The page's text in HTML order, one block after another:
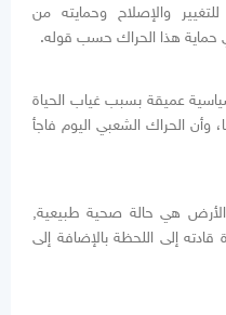
والإصلاح وحمايته من
حماية هذا الحراك حسب قوله.
عميقة بسبب غياب الحياة
وأن الحراك الشعبي اليوم فاجأ
الأرض هي حالة صحية طبيعية,
إلى اللحظة بالإضافة إلى